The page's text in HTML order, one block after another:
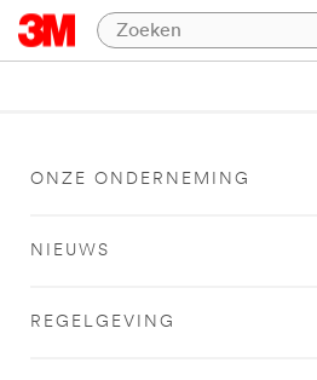
ONZE ONDERNEMING
NIEUWS
REGELGEVING